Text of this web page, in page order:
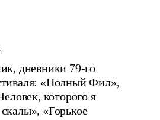
дневники 79-го
«Полный Фил»,
которого я
«Горькое